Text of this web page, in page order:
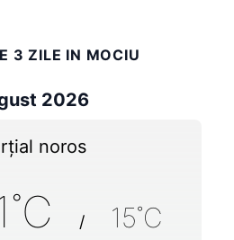
3 ZILE IN MOCIU
2026
noros
˚C / 15˚C